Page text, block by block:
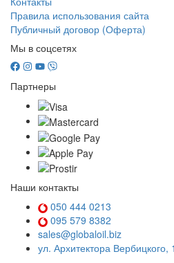
Правила использования сайта
Публичный договор (Оферта)
Мы в соцсетях
Партнеры
Наши контакты
050 444 0213
095 579 8382
sales@globaloil.biz
ул. Архитектора Вербицкого,